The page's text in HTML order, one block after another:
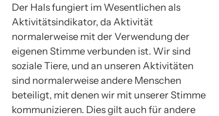
Der Hals fungiert im Wesentlichen als
Aktivitätsindikator, da Aktivität
normalerweise mit der Verwendung der
eigenen Stimme verbunden ist. Wir sind
soziale Tiere, und an unseren Aktivitäten
sind normalerweise andere Menschen
beteiligt, mit denen wir mit unserer Stimme
kommunizieren. Dies gilt auch für andere